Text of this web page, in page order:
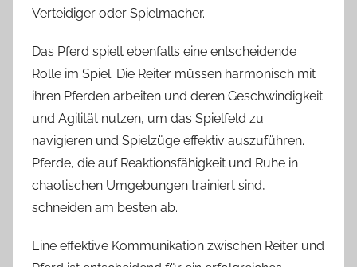
Verteidiger oder Spielmacher.
Das Pferd spielt ebenfalls eine entscheidende
Rolle im Spiel. Die Reiter müssen harmonisch mit
ihren Pferden arbeiten und deren Geschwindigkeit
und Agilität nutzen, um das Spielfeld zu
navigieren und Spielzüge effektiv auszuführen.
Pferde, die auf Reaktionsfähigkeit und Ruhe in
chaotischen Umgebungen trainiert sind,
schneiden am besten ab.
Eine effektive Kommunikation zwischen Reiter und